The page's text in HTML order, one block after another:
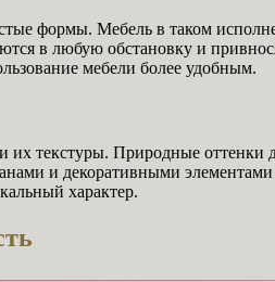
формы. Мебель в таком
в любую обстановку и
мебели более удобным.
и их текстуры. Природные оттенки
и декоративными
характер.